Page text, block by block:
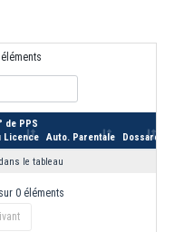
éléments
de PPS
Licence
Auto. Parentale Dossard
le tableau
0 éléments